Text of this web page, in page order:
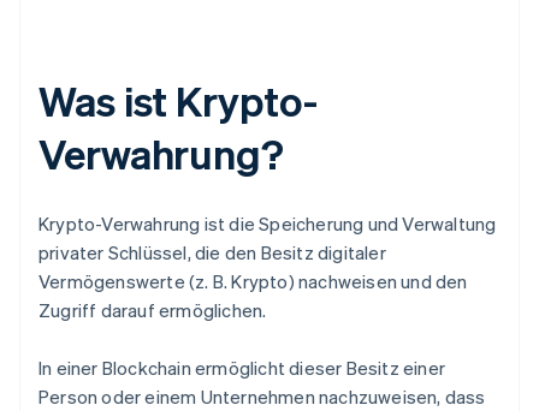
Was ist Krypto-
Verwahrung?
Krypto-Verwahrung ist die Speicherung und Verwaltung
privater Schlüssel, die den Besitz digitaler
Vermögenswerte (z. B. Krypto) nachweisen und den
Zugriff darauf ermöglichen.
In einer Blockchain ermöglicht dieser Besitz einer
Person oder einem Unternehmen nachzuweisen, dass